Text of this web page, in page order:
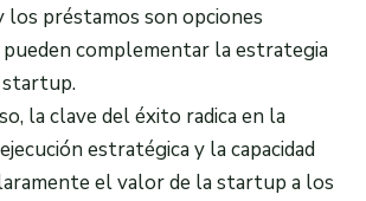
préstamos son opciones
pueden complementar la estrategia
startup.
la clave del éxito radica en la
estratégica y la capacidad
el valor de la startup a los